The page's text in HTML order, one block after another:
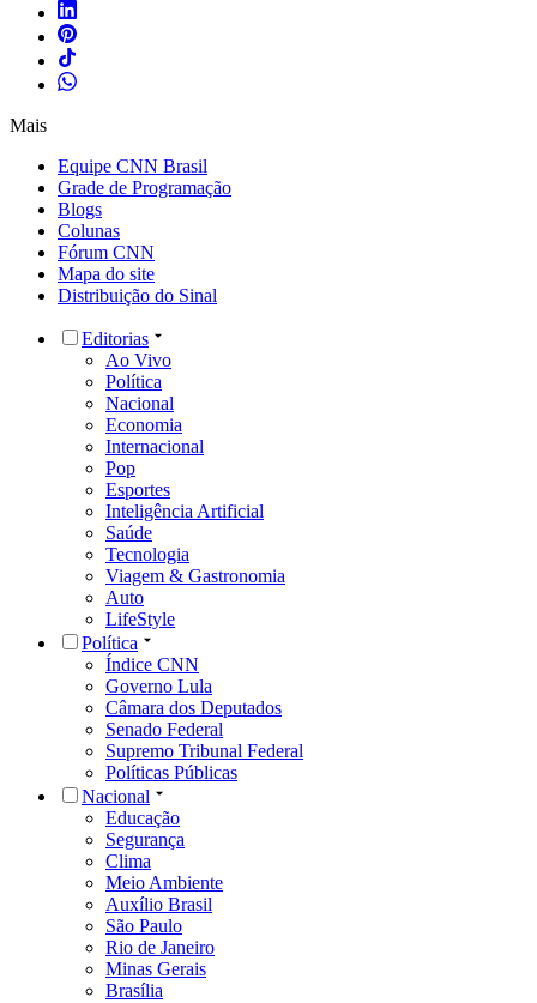
Mais
Equipe CNN Brasil
Grade de Programação
Blogs
Colunas
Fórum CNN
Mapa do site
Distribuição do Sinal
Editorias
Ao Vivo
Política
Nacional
Economia
Internacional
Pop
Esportes
Inteligência Artificial
Saúde
Tecnologia
Viagem & Gastronomia
Auto
LifeStyle
Política
Índice CNN
Governo Lula
Câmara dos Deputados
Senado Federal
Supremo Tribunal Federal
Políticas Públicas
Nacional
Educação
Segurança
Clima
Meio Ambiente
Auxílio Brasil
São Paulo
Rio de Janeiro
Minas Gerais
Brasília